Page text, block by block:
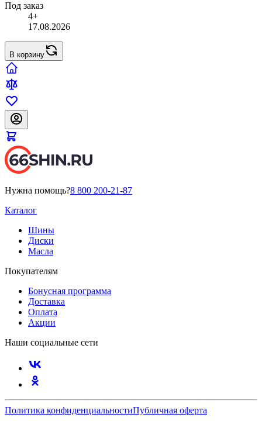
Под заказ
4+
17.08.2026
В корзину
Нужна помощь?8 800 200-21-87
Каталог
Шины
Диски
Масла
Покупателям
Бонусная программа
Доставка
Оплата
Акции
Наши социальные сети
Политика конфиденциальностиПубличная оферта